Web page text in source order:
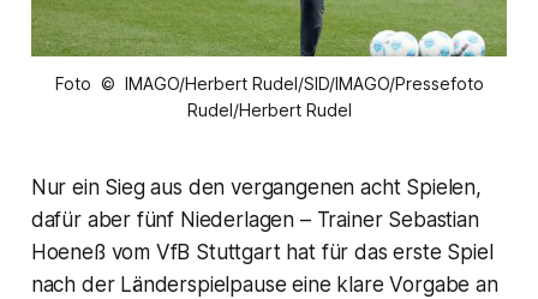
Foto © IMAGO/Herbert Rudel/SID/IMAGO/Pressefoto
Rudel/Herbert Rudel
Nur ein Sieg aus den vergangenen acht Spielen,
dafür aber fünf Niederlagen – Trainer Sebastian
Hoeneß vom VfB Stuttgart hat für das erste Spiel
nach der Länderspielpause eine klare Vorgabe an